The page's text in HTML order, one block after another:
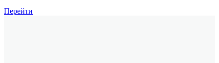
Перейти